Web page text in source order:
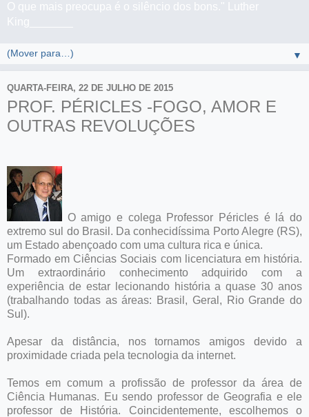
O que mais preocupa é o silêncio dos bons." Luther
King_______
▼
QUARTA-FEIRA, 22 DE JULHO DE 2015
PROF. PÉRICLES -FOGO, AMOR E
OUTRAS REVOLUÇÕES
O amigo e colega Professor Péricles é lá do
extremo sul do Brasil. Da conhecidíssima Porto Alegre (RS),
um Estado abençoado com uma cultura rica e única.
Formado em Ciências Sociais com licenciatura em história.
Um extraordinário conhecimento adquirido com a
experiência de estar lecionando história a quase 30 anos
(trabalhando todas as áreas: Brasil, Geral, Rio Grande do
Sul).
Apesar da distância, nos tornamos amigos devido a
proximidade criada pela tecnologia da internet.
Temos em comum a profissão de professor da área de
Ciência Humanas. Eu sendo professor de Geografia e ele
professor de História. Coincidentemente, escolhemos o